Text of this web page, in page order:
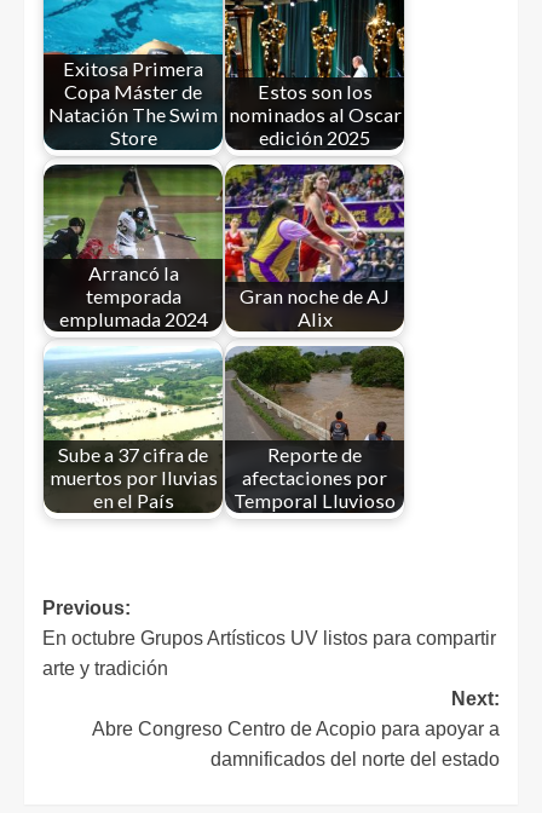
Exitosa Primera
Copa Máster de
Natación The Swim
Store
Estos son los
nominados al Oscar
edición 2025
Arrancó la
temporada
emplumada 2024
Gran noche de AJ
Alix
Sube a 37 cifra de
muertos por lluvias
en el País
Reporte de
afectaciones por
Temporal Lluvioso
Previous:
En octubre Grupos Artísticos UV listos para compartir
arte y tradición
Next:
Abre Congreso Centro de Acopio para apoyar a
damnificados del norte del estado